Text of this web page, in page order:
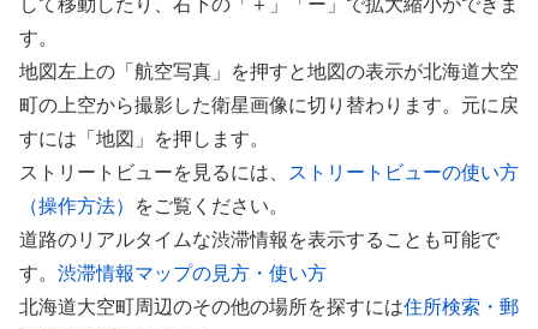
して移動したり、右下の「＋」「ー」で拡大縮小ができま
す。
地図左上の「航空写真」を押すと地図の表示が北海道大空
町の上空から撮影した衛星画像に切り替わります。元に戻
すには「地図」を押します。
ストリートビューを見るには、
ストリートビューの使い方
（操作方法）
をご覧ください。
道路のリアルタイムな渋滞情報を表示することも可能で
す。 渋滞情報マップの見方・使い方
北海道大空町周辺のその他の場所を探すには住所検索・郵